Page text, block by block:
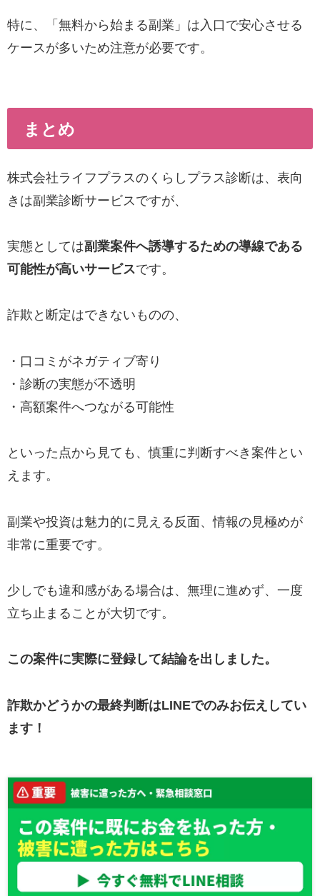
特に、「無料から始まる副業」は入口で安心させる
ケースが多いため注意が必要です。
まとめ
株式会社ライフプラスのくらしプラス診断は、表向
きは副業診断サービスですが、
実態としては副業案件へ誘導するための導線である
可能性が高いサービスです。
詐欺と断定はできないものの、
・口コミがネガティブ寄り
・診断の実態が不透明
・高額案件へつながる可能性
といった点から見ても、慎重に判断すべき案件とい
えます。
副業や投資は魅力的に見える反面、情報の見極めが
非常に重要です。
少しでも違和感がある場合は、無理に進めず、一度
立ち止まることが大切です。
この案件に実際に登録して結論を出しました。
詐欺かどうかの最終判断はLINEでのみお伝えしてい
ます！